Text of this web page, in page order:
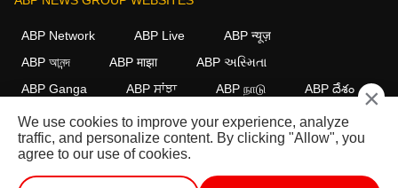
ABP Network ABP Live
ABP न्यूज़
ABP আনন্দ
ABP माझा
ABP અસ્મિતા
ABP Ganga
ABP ਸਾਂਝਾ ABP நாடு ABP దేశం
FOLLOW US
×
We use cookies to improve your experience, analyze
traffic, and personalize content. By clicking "Allow", you
agree to our use of cookies.